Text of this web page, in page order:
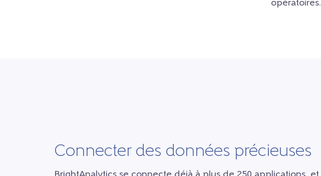
opératoires.
Connecter des données précieuses